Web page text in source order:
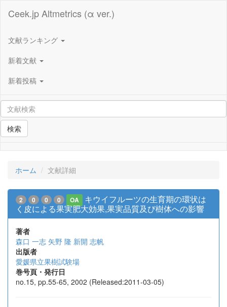
Ceek.jp Altmetrics (α ver.)
文献ランキング
新着文献
新着投稿
検索
ホーム 文献詳細
2 0 0 0 OA
キウイフルーツの生育期の環状は
く皮による果実肥大効果,果実品質及び樹体への影響
著者
森口 一志 矢野 隆 新開 志帆
出版者
愛媛県立果樹試験場
巻号頁・発行日
no.15, pp.55-65, 2002 (Released:2011-03-05)